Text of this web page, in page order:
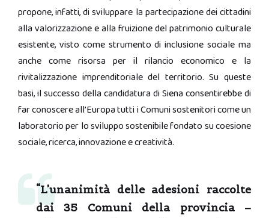
propone, infatti, di sviluppare la partecipazione dei cittadini
alla valorizzazione e alla fruizione del patrimonio culturale
esistente, visto come strumento di inclusione sociale ma
anche come risorsa per il rilancio economico e la
rivitalizzazione imprenditoriale del territorio. Su queste
basi, il successo della candidatura di Siena consentirebbe di
far conoscere all’Europa tutti i Comuni sostenitori come un
laboratorio per lo sviluppo sostenibile fondato su coesione
sociale, ricerca, innovazione e creatività.
“L’unanimità delle adesioni raccolte
dai 35 Comuni della provincia –